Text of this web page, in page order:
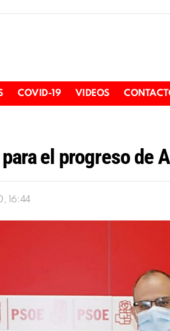
COVID-19 VIDEOS
el progreso de
16:44